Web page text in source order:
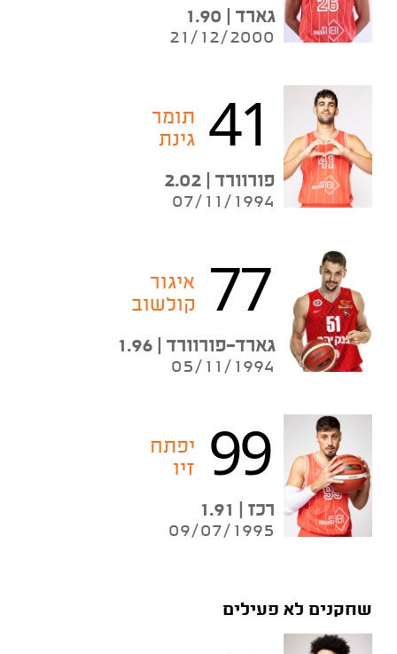
גארד | 1.90
21/12/2000
41
תומר
גינת
פורוורד | 2.02
07/11/1994
77
איגור
קולשוב
גארד-פורוורד | 1.96
05/11/1994
99
יפתח
זיו
רכז | 1.91
09/07/1995
שחקנים לא פעילים